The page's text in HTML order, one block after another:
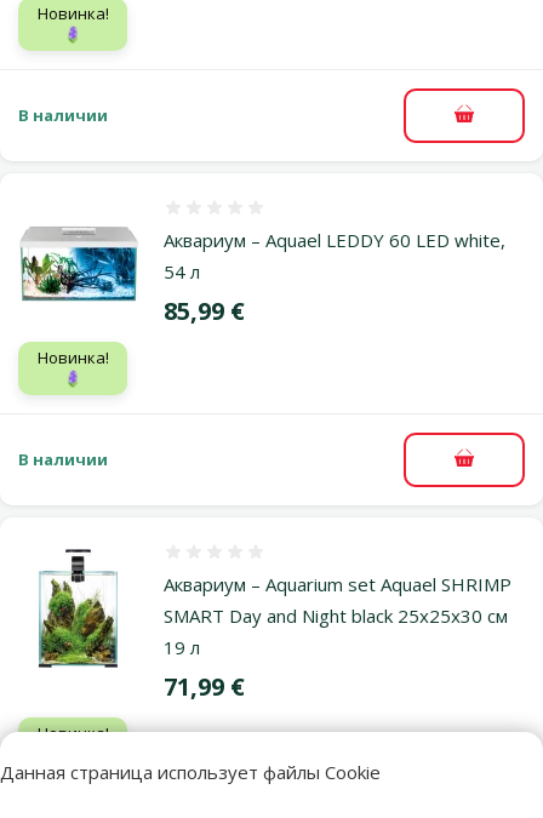
Данная страница использует файлы Cookie
Новинка!
🪻
В наличии В
Аквариум – Aquael LEDDY 60 LED white,
54 л
Цена
85,99 €
Новинка!
🪻
В наличии В
Аквариум – Aquarium set Aquael SHRIMP
SMART Day and Night black 25x25x30 см
19 л
Цена
71,99 €
Новинка!